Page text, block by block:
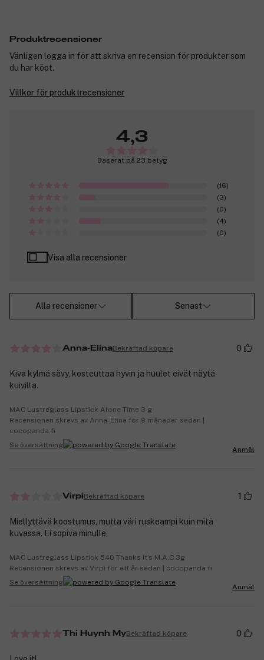
Produktrecensioner
Vänligen logga in för att skriva en recension för produkter som
du har köpt.
Villkor för produktrecensioner
4,3
Baserat på 23 betyg
(16)
(3)
(0)
(4)
(0)
Visa alla recensioner
Alla recensioner Senast
Anna-ElinaBekräftad köpare 0
Kiva kylmä sävy, kosteuttaa hyvin ja huulet eivät näytä
kuivilta.
MAC Lustreglass Lipstick Alone Time 3 g
Recensionen skrevs av Anna-Elina för 9 månader sedan |
cocopanda.fi
Se översättning
Anmäl
VirpiBekräftad köpare 1
Miellyttävä koostumus, mutta väri ruskeampi kuin mitä
kuvassa. Ei sopiva minulle
MAC Lustreglass Lipstick 540 Thanks It's M.A.C 3g
Recensionen skrevs av Virpi för ett år sedan | cocopanda.fi
Se översättning
Anmäl
Thi Huynh MyBekräftad köpare 0